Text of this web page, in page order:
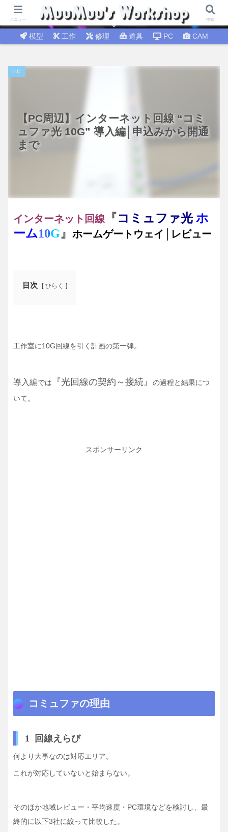
試行錯誤│DIY工作 🛠 DIY修理│温故知新
模型 工作 修理 道具 PC CAM
【PC周辺】インターネット回線 “コミ
ュファ光 10G” 導入編│申込みから開通
まで
PC
インターネット回線 『コミュファ光 ホ
ーム10G』 ホームゲートウェイ │レビュー
目次 ひらく
工作室に10G回線を引く計画の第一弾。
導入編では 『光回線の契約～接続』
の過程と結果につ
いて。
スポンサーリンク
コミュファの理由
1 回線えらび
何より大事なのは対応エリア。
これが対応していないと始まらない。
そのほか地域レビュー・平均速度・PC環境などを検討し、最
終的に以下3社に絞って比較した。
メニュー 検索